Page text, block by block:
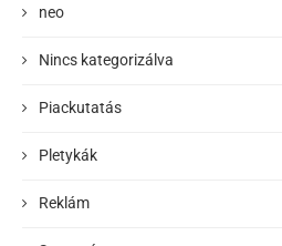
neo
Nincs kategorizálva
Piackutatás
Pletykák
Reklám